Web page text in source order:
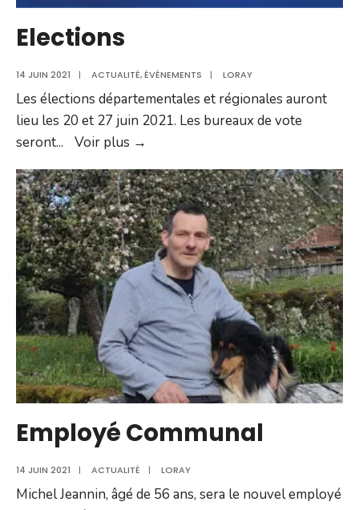
Elections
14 JUIN 2021 | ACTUALITÉ,ÉVÉNEMENTS | LORAY
Les élections départementales et régionales auront
lieu les 20 et 27 juin 2021. Les bureaux de vote
seront... Voir plus →
Employé Communal
14 JUIN 2021 | ACTUALITÉ | LORAY
Michel Jeannin, âgé de 56 ans, sera le nouvel employé